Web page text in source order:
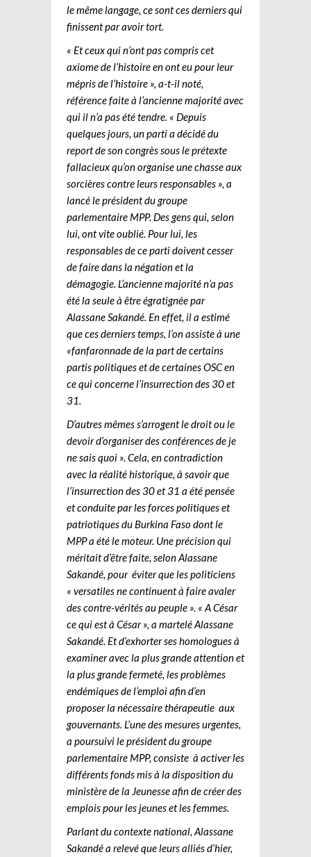
le même langage, ce sont ces derniers qui
finissent par avoir tort.
« Et ceux qui n’ont pas compris cet
axiome de l’histoire en ont eu pour leur
mépris de l’histoire », a-t-il noté,
référence faite à l’ancienne majorité avec
qui il n’a pas été tendre. « Depuis
quelques jours, un parti a décidé du
report de son congrès sous le prétexte
fallacieux qu’on organise une chasse aux
sorcières contre leurs responsables », a
lancé le président du groupe
parlementaire MPP. Des gens qui, selon
lui, ont vite oublié. Pour lui, les
responsables de ce parti doivent cesser
de faire dans la négation et la
démagogie. L’ancienne majorité n’a pas
été la seule à être égratignée par
Alassane Sakandé. En effet, il a estimé
que ces derniers temps, l’on assiste à une
«fanfaronnade de la part de certains
partis politiques et de certaines OSC en
ce qui concerne l’insurrection des 30 et
31.
D’autres mêmes s’arrogent le droit ou le
devoir d’organiser des conférences de je
ne sais quoi ». Cela, en contradiction
avec la réalité historique, à savoir que
l’insurrection des 30 et 31 a été pensée
et conduite par les forces politiques et
patriotiques du Burkina Faso dont le
MPP a été le moteur. Une précision qui
méritait d’être faite, selon Alassane
Sakandé, pour éviter que les politiciens
« versatiles ne continuent à faire avaler
des contre-vérités au peuple ». « A César
ce qui est à César », a martelé Alassane
Sakandé. Et d’exhorter ses homologues à
examiner avec la plus grande attention et
la plus grande fermeté, les problèmes
endémiques de l’emploi afin d’en
proposer la nécessaire thérapeutie aux
gouvernants. L’une des mesures urgentes,
a poursuivi le président du groupe
parlementaire MPP, consiste à activer les
différents fonds mis à la disposition du
ministère de la Jeunesse afin de créer des
emplois pour les jeunes et les femmes.
Parlant du contexte national, Alassane
Sakandé a relevé que leurs alliés d’hier,